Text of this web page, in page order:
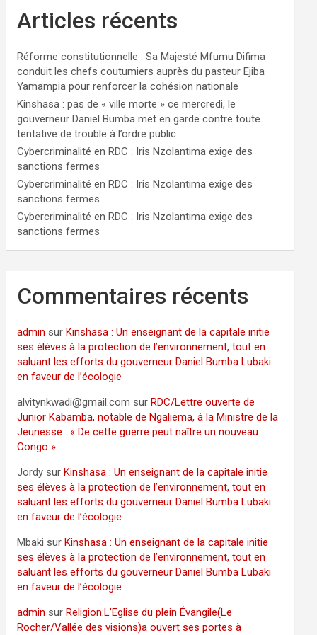
Articles récents
Réforme constitutionnelle : Sa Majesté Mfumu Difima
conduit les chefs coutumiers auprès du pasteur Ejiba
Yamampia pour renforcer la cohésion nationale
Kinshasa : pas de « ville morte » ce mercredi, le
gouverneur Daniel Bumba met en garde contre toute
tentative de trouble à l’ordre public
Cybercriminalité en RDC : Iris Nzolantima exige des
sanctions fermes
Cybercriminalité en RDC : Iris Nzolantima exige des
sanctions fermes
Cybercriminalité en RDC : Iris Nzolantima exige des
sanctions fermes
Commentaires récents
admin surKinshasa : Un enseignant de la capitale initie
ses élèves à la protection de l’environnement, tout en
saluant les efforts du gouverneur Daniel Bumba Lubaki
en faveur de l’écologie
alvitynkwadi@gmail.com surRDC/Lettre ouverte de
Junior Kabamba, notable de Ngaliema, à la Ministre de la
Jeunesse : « De cette guerre peut naître un nouveau
Congo »
Jordy surKinshasa : Un enseignant de la capitale initie
ses élèves à la protection de l’environnement, tout en
saluant les efforts du gouverneur Daniel Bumba Lubaki
en faveur de l’écologie
Mbaki surKinshasa : Un enseignant de la capitale initie
ses élèves à la protection de l’environnement, tout en
saluant les efforts du gouverneur Daniel Bumba Lubaki
en faveur de l’écologie
admin surReligion:L’Eglise du plein Évangile(Le
Rocher/Vallée des visions)a ouvert ses portes à